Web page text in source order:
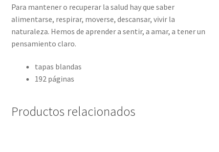
Para mantener o recuperar la salud hay que saber
alimentarse, respirar, moverse, descansar, vivir la
naturaleza. Hemos de aprender a sentir, a amar, a tener un
pensamiento claro.
tapas blandas
192 páginas
Productos relacionados